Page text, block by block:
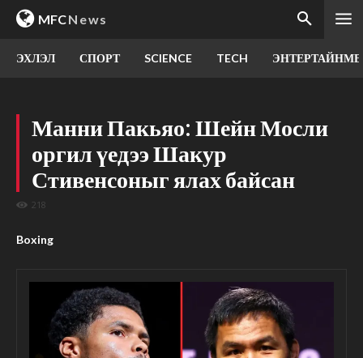
MFCNews
ЭХЛЭЛ СПОРТ SCIENCE TECH
Манни Пакьяо: Шейн Мосли
оргил үедээ Шакур
Стивенсоныг ялах байсан
218
Boxing